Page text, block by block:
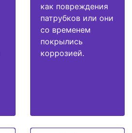
как повреждения
патрубков или они
со временем
покрылись
коррозией.